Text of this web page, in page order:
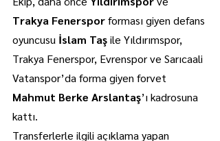
Trakya Fenerspor forması giyen defans
oyuncusu İslam Taş ile Yıldırımspor,
Trakya Fenerspor, Evrenspor ve Sarıcaali
Vatanspor’da forma giyen forvet
Mahmut Berke Arslantaş’ı kadrosuna
kattı.
Transferlerle ilgili açıklama yapan